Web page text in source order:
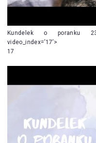
Kundelek o poranku
video_index=’17’>
17